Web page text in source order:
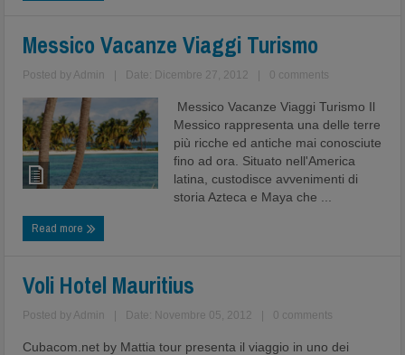
Messico Vacanze Viaggi Turismo
Posted by Admin Date: Dicembre 27, 2012 0 comments
Messico Vacanze Viaggi Turismo Il
Messico rappresenta una delle terre
più ricche ed antiche mai conosciute
fino ad ora. Situato nell'America
latina, custodisce avvenimenti di
storia Azteca e Maya che ...
Read more
Voli Hotel Mauritius
Posted by Admin Date: Novembre 05, 2012 0 comments
Cubacom.net by Mattia tour presenta il viaggio in uno dei